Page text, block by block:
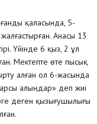
қаласында, 5-
Анасы 13
Үйінде 6 қыз, 2 ұл
Мектепте өте пысық
алған ол 6-жасында
алыңдар» деп жиі
деген қызығушылығы